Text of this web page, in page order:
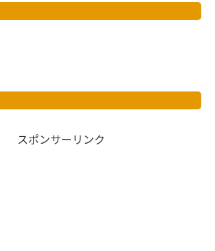
スポンサーリンク